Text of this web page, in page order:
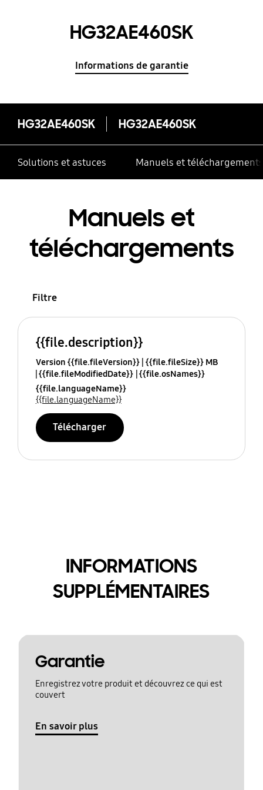
HG32AE460SK
Informations de garantie
HG32AE460SK HG32AE460SK
Solutions et astuces Manuels et téléchargements
Manuels et
téléchargements
Filtre
{{file.description}}
Version {{file.fileVersion}} {{file.fileSize}} MB
{{file.fileModifiedDate}} {{file.osNames}}
{{file.languageName}}
{{file.languageName}}
Télécharger
INFORMATIONS
SUPPLÉMENTAIRES
Garantie
Enregistrez votre produit et découvrez ce qui est
couvert
En savoir plus